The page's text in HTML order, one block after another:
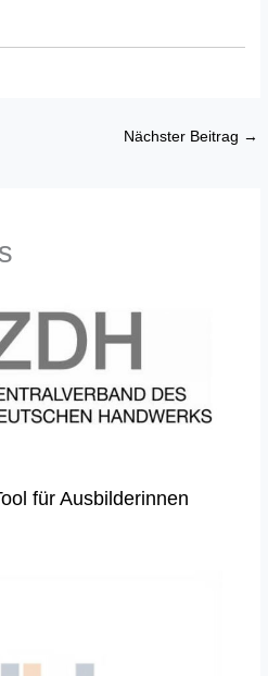
Nächster Beitrag →
für Ausbilderinnen